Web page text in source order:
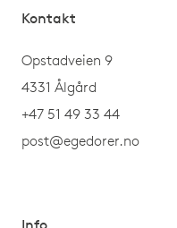
Kontakt
Opstadveien 9
4331 Ålgård
+47 51 49 33 44
post@egedorer.no